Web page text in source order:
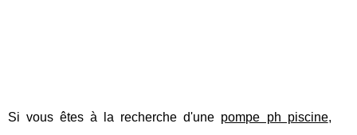
Si vous êtes à la recherche d'une pompe ph piscine,